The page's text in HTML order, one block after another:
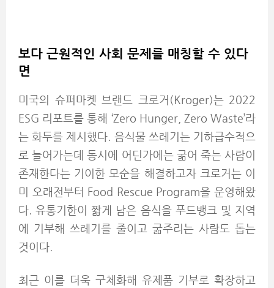
보다 근원적인 사회 문제를 매칭할 수 있다
면
미국의 슈퍼마켓 브랜드 크로거(Kroger)는 2022
ESG 리포트를 통해 ‘Zero Hunger, Zero Waste’라
는 화두를 제시했다. 음식물 쓰레기는 기하급수적으
로 늘어가는데 동시에 어딘가에는 굶어 죽는 사람이
존재한다는 기이한 모순을 해결하고자 크로거는 이
미 오래전부터 Food Rescue Program을 운영해왔
다. 유통기한이 짧게 남은 음식을 푸드뱅크 및 지역
에 기부해 쓰레기를 줄이고 굶주리는 사람도 돕는
것이다.
최근 이를 더욱 구체화해 유제품 기부로 확장하고